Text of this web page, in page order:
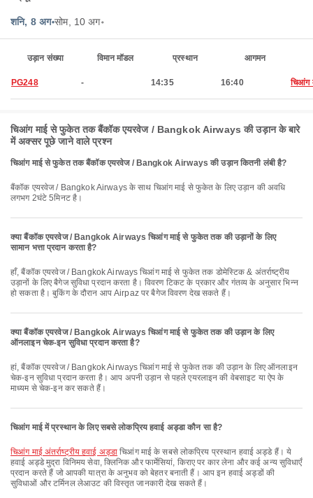
शनि, 8 अग॰सोम, 10 अग॰
उड़ान संख्या विमान मॉडल प्रस्थान आगमन
PG248 - 14:35 16:40 चिआंग
चिआंग माई से फुकेत तक बैंकॉक एयरवेज / Bangkok Airways की उड़ान के बारे
में अक्सर पूछे जाने वाले प्रश्न
चिआंग माई से फुकेत तक बैंकॉक एयरवेज / Bangkok Airways की उड़ान कितनी लंबी है?
बैंकॉक एयरवेज / Bangkok Airways के साथ चिआंग माई से फुकेत के लिए उड़ान की अवधि
लगभग 2घंटे 5मिनट है।
क्या बैंकॉक एयरवेज / Bangkok Airways चिआंग माई से फुकेत तक की उड़ानों के लिए
सामान भत्ता प्रदान करता है?
हाँ, बैंकॉक एयरवेज / Bangkok Airways चिआंग माई से फुकेत तक डोमेस्टिक & अंतर्राष्ट्रीय
उड़ानों के लिए बैगेज सुविधा प्रदान करता है। विवरण टिकट के प्रकार और गंतव्य के अनुसार भिन्न
हो सकता है। बुकिंग के दौरान आप Airpaz पर बैगेज विवरण देख सकते हैं।
क्या बैंकॉक एयरवेज / Bangkok Airways चिआंग माई से फुकेत तक की उड़ान के लिए
ऑनलाइन चेक-इन सुविधा प्रदान करता है?
हां, बैंकॉक एयरवेज / Bangkok Airways चिआंग माई से फुकेत तक की उड़ान के लिए ऑनलाइन
चेक-इन सुविधा प्रदान करता है। आप अपनी उड़ान से पहले एयरलाइन की वेबसाइट या ऐप के
माध्यम से चेक-इन कर सकते हैं।
चिआंग माई में प्रस्थान के लिए सबसे लोकप्रिय हवाई अड्डा कौन सा है?
चिआंग माई अंतर्राष्ट्रीय हवाई अड्डा चिआंग माई के सबसे लोकप्रिय प्रस्थान हवाई अड्डे हैं। ये
हवाई अड्डे मुद्रा विनिमय सेवा, क्लिनिक और फार्मेसियां, किराए पर कार लेना और कई अन्य सुविधाएँ
प्रदान करते हैं जो आपकी यात्रा के अनुभव को बेहतर बनाती हैं। आप इन हवाई अड्डों की
सुविधाओं और टर्मिनल लेआउट की विस्तृत जानकारी देख सकते हैं।